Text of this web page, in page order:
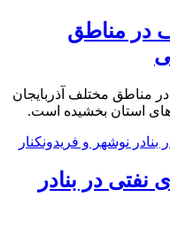
در مناطق
مناطق مختلف آذربایجان
استان بخشیده است.
نفتی در بنادر